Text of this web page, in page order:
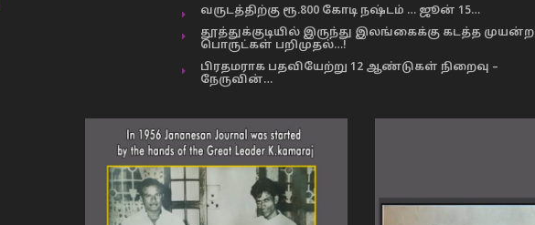
வருடத்திற்கு ரூ.800 கோடி நஷ்டம் … ஜூன் 15…
தூத்துக்குடியில் இருந்து இலங்கைக்கு கடத்த முயன்ற
பொருட்கள் பறிமுதல்…!
பிரதமராக பதவியேற்று 12 ஆண்டுகள் நிறைவு –
நேருவின்…